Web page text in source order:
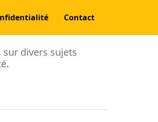
Contact
divers sujets